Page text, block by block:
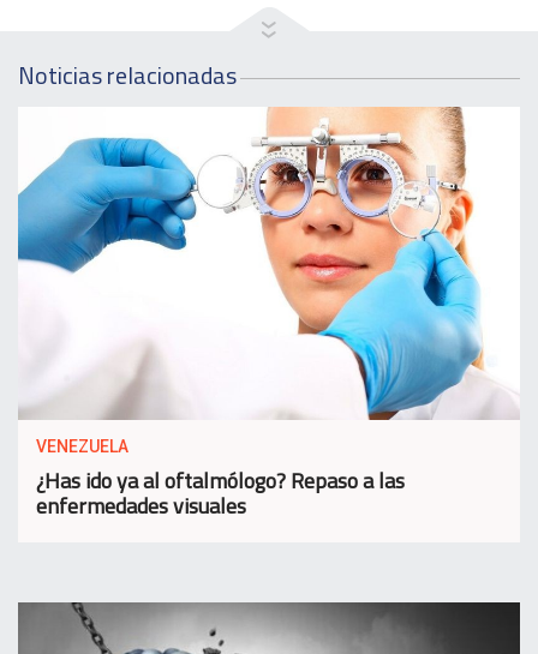
Noticias relacionadas
VENEZUELA
¿Has ido ya al oftalmólogo? Repaso a las
enfermedades visuales